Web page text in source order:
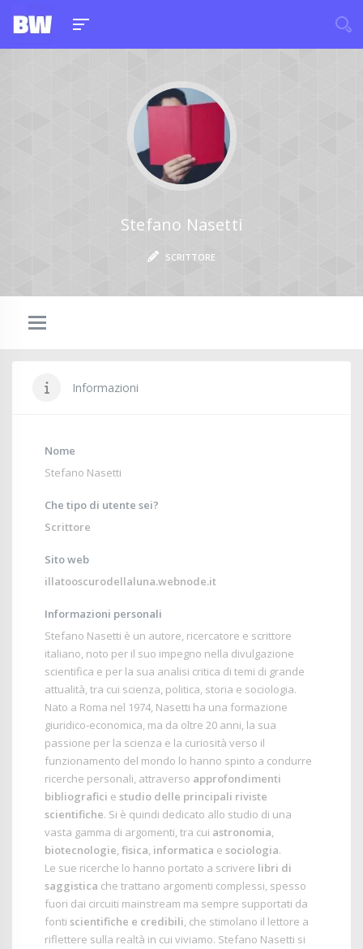
Stefano Nasetti
SCRITTORE
Informazioni
Nome
Stefano Nasetti
Che tipo di utente sei?
Scrittore
Sito web
illatooscurodellaluna.webnode.it
Informazioni personali
Stefano Nasetti è un autore, ricercatore e scrittore
italiano, noto per il suo impegno nella divulgazione
scientifica e per la sua analisi critica di temi di grande
attualità, tra cui scienza, politica, storia e sociologia.
Nato a Roma nel 1974, Nasetti ha una formazione
giuridico-economica, ma da oltre 20 anni, la sua
passione per la scienza e la curiosità verso il
funzionamento del mondo lo hanno spinto a condurre
ricerche personali, attraverso approfondimenti
bibliografici e studio delle principali riviste
scientifiche. Si è quindi dedicato allo studio di una
vasta gamma di argomenti, tra cui astronomia,
biotecnologie, fisica, informatica e sociologia.
Le sue ricerche lo hanno portato a scrivere libri di
saggistica che trattano argomenti complessi, spesso
fuori dai circuiti mainstream ma sempre supportati da
fonti scientifiche e credibili, che stimolano il lettore a
riflettere sulla realtà in cui viviamo. Stefano Nasetti si